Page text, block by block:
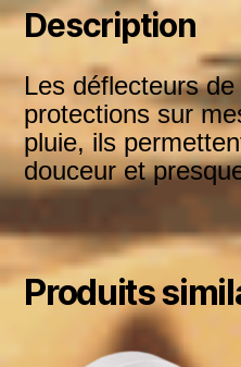
Description
Les déflecteurs
protections sur
pluie, ils
douceur et
Produits